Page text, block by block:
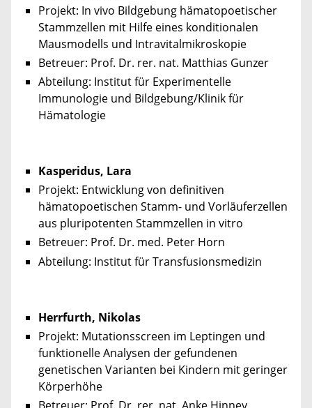
Projekt: In vivo Bildgebung hämatopoetischer
Stammzellen mit Hilfe eines konditionalen
Mausmodells und Intravitalmikroskopie
Betreuer: Prof. Dr. rer. nat. Matthias Gunzer
Abteilung: Institut für Experimentelle
Immunologie und Bildgebung/Klinik für
Hämatologie
Kasperidus, Lara
Projekt: Entwicklung von definitiven
hämatopoetischen Stamm- und Vorläuferzellen
aus pluripotenten Stammzellen in vitro
Betreuer: Prof. Dr. med. Peter Horn
Abteilung: Institut für Transfusionsmedizin
Herrfurth, Nikolas
Projekt: Mutationsscreen im Leptingen und
funktionelle Analysen der gefundenen
genetischen Varianten bei Kindern mit geringer
Körperhöhe